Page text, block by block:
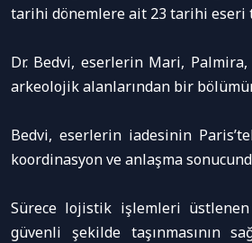
tarihi dönemlere ait 23 tarihi eseri
Dr. Bedvi, eserlerin Mari,
arkeolojik alanlarından bir
Bedvi, eserlerin iadesinin
koordinasyon ve anlaşma
Sürece lojistik işlemleri
güvenli şekilde taşınmasının